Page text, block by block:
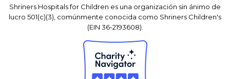
Shriners Hospitals for Children es una organización sin ánimo de
lucro 501(c)(3), comúnmente conocida como Shriners Children's
(EIN 36-2193608).